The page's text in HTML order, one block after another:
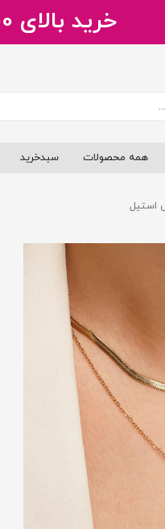
خرید بالای 900 هزار تومان ارسال رایگان
همه محصولات سبدخرید
استیل